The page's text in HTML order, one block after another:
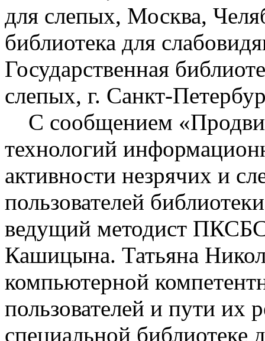
для слепых, Москва,
библиотека для
Государственная
слепых, г. Санкт-
С сообщением
технологий
активности незрячих и
пользователей
ведущий методист
Кашицына. Татьяна
компьютерной
пользователей и пути их
специальной библиотеке